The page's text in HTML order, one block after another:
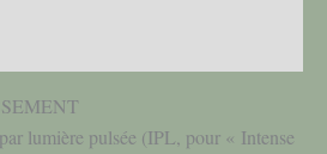
lumière pulsée (IPL, pour « Intense